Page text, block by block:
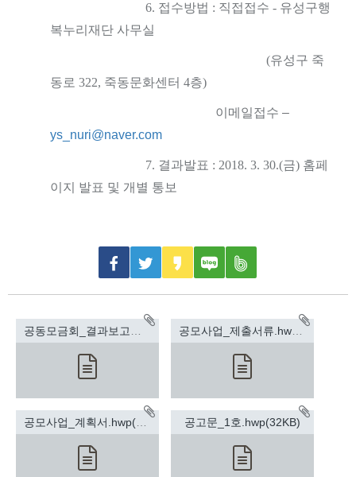
6. 접수방법 : 직접접수- 유성구행
복누리재단 사무실
(유성구 죽
동로322, 죽동문화센터4층)
이메일접수–
ys_nuri@naver.com
7. 결과발표 : 2018. 3. 30.(금) 홈페
이지 발표 및 개별 통보
공고문_1호.hwp(32KB)